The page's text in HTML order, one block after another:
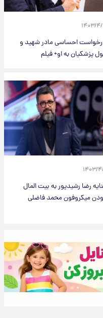
۴/۲
احساسی مادر شهید و
پزشکیان به او+ فیلم
۴/۱
رضا رشیدپور به بیت المال
میکروفون محمد فاضلی